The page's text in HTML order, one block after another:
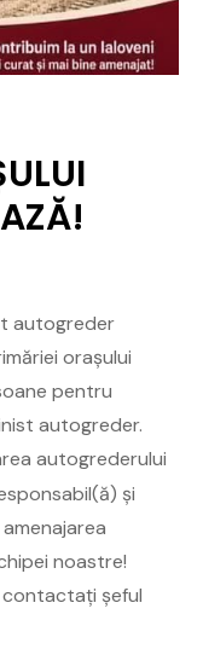
autogreder
orașului
pentru
autogreder.
autogrederului
și
noastre!
contactați șeful